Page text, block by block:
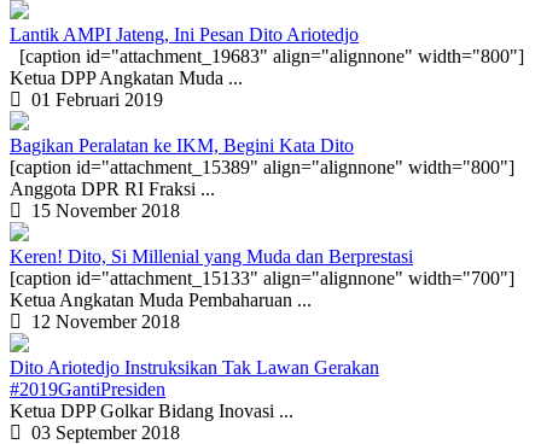
Lantik AMPI Jateng, Ini Pesan Dito Ariotedjo
[caption id="attachment_19683" align="alignnone" width="800"]
Ketua DPP Angkatan Muda ...
01 Februari 2019
Bagikan Peralatan ke IKM, Begini Kata Dito
[caption id="attachment_15389" align="alignnone" width="800"]
Anggota DPR RI Fraksi ...
15 November 2018
Keren! Dito, Si Millenial yang Muda dan Berprestasi
[caption id="attachment_15133" align="alignnone" width="700"]
Ketua Angkatan Muda Pembaharuan ...
12 November 2018
Dito Ariotedjo Instruksikan Tak Lawan Gerakan
#2019GantiPresiden
Ketua DPP Golkar Bidang Inovasi ...
03 September 2018